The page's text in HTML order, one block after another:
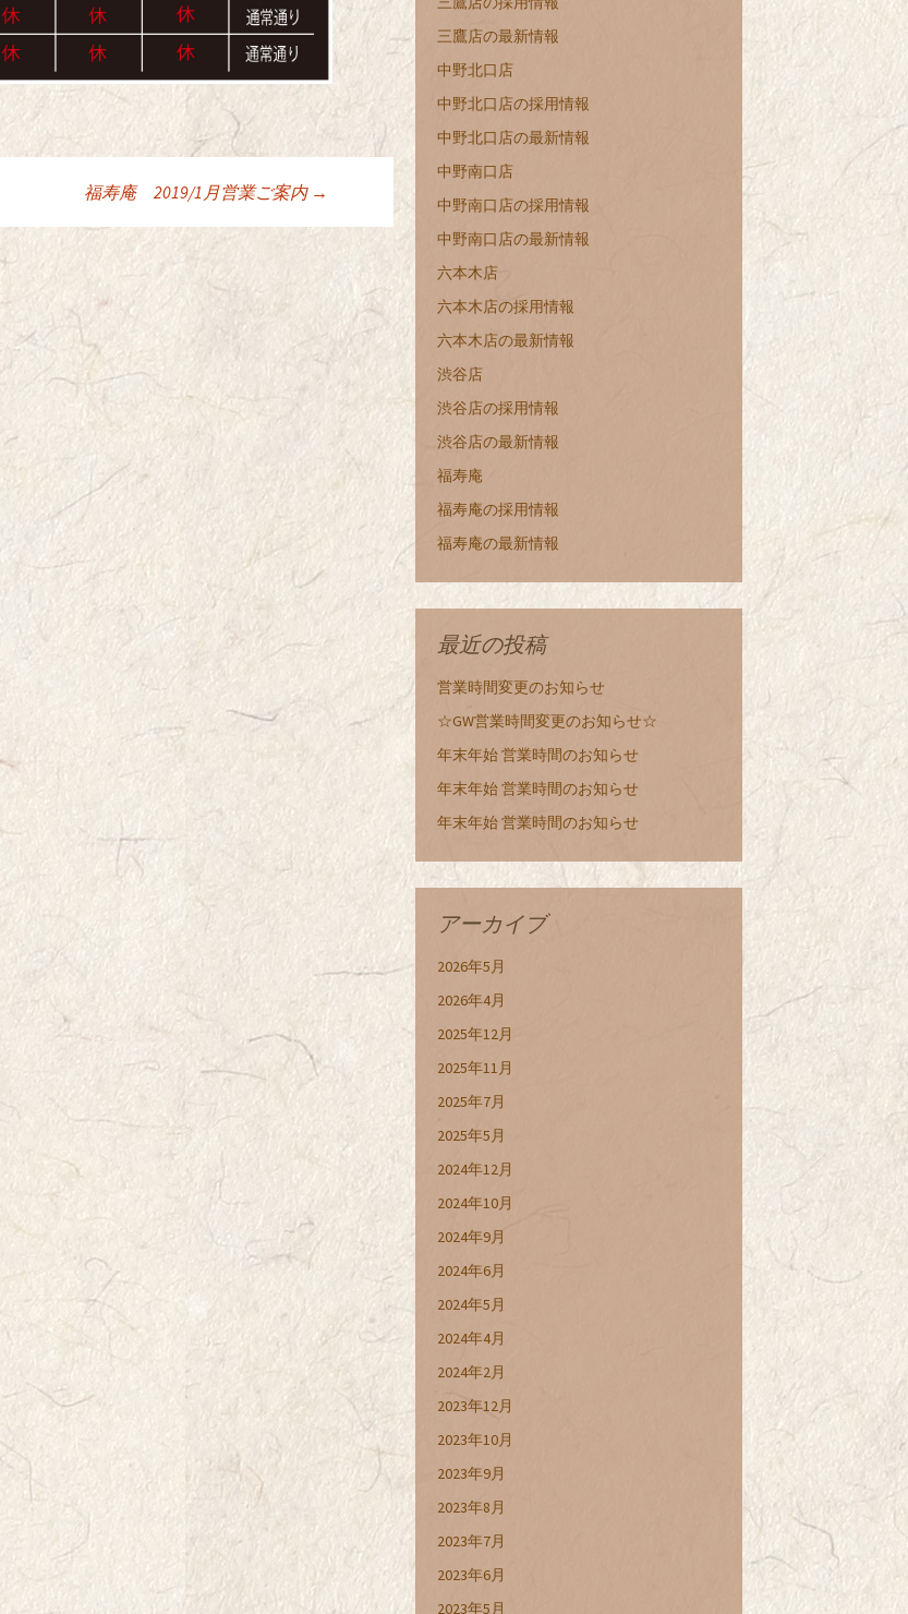
福寿庵 2019/1月営業ご案内 →
三鷹店の最新情報
中野北口店
中野北口店の採用情報
中野北口店の最新情報
中野南口店
中野南口店の採用情報
中野南口店の最新情報
六本木店
六本木店の採用情報
六本木店の最新情報
渋谷店
渋谷店の採用情報
渋谷店の最新情報
福寿庵
福寿庵の採用情報
福寿庵の最新情報
最近の投稿
営業時間変更のお知らせ
☆GW営業時間変更のお知らせ☆
年末年始 営業時間のお知らせ
年末年始 営業時間のお知らせ
年末年始 営業時間のお知らせ
アーカイブ
2026年5月
2026年4月
2025年12月
2025年11月
2025年7月
2025年5月
2024年12月
2024年10月
2024年9月
2024年6月
2024年5月
2024年4月
2024年2月
2023年12月
2023年10月
2023年9月
2023年8月
2023年7月
2023年6月
2023年5月